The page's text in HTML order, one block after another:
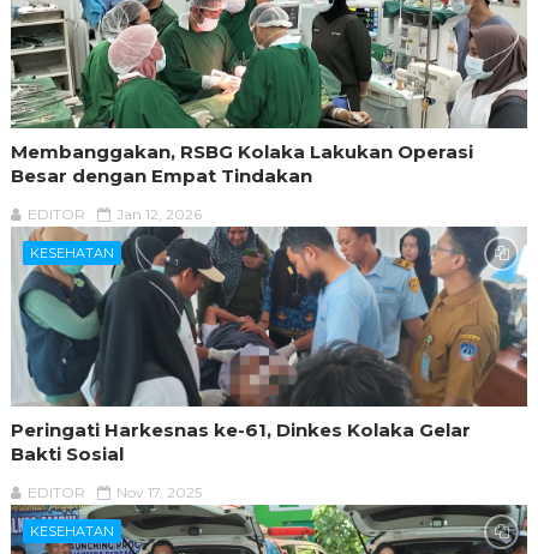
Membanggakan, RSBG Kolaka Lakukan Operasi
Besar dengan Empat Tindakan
EDITOR Jan 12, 2026
KESEHATAN
Peringati Harkesnas ke-61, Dinkes Kolaka Gelar
Bakti Sosial
EDITOR Nov 17, 2025
KESEHATAN